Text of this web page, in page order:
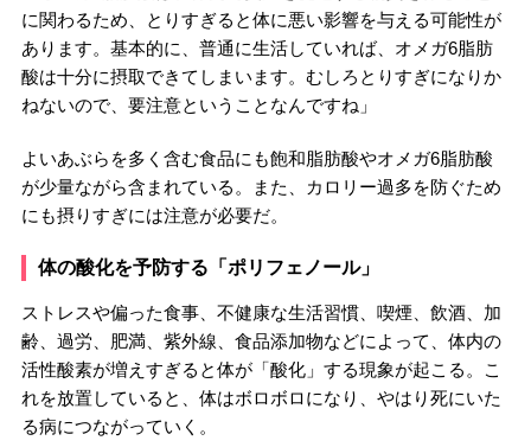
に関わるため、とりすぎると体に悪い影響を与える可能性が
あります。基本的に、普通に生活していれば、オメガ6脂肪
酸は十分に摂取できてしまいます。むしろとりすぎになりか
ねないので、要注意ということなんですね」
よいあぶらを多く含む食品にも飽和脂肪酸やオメガ6脂肪酸
が少量ながら含まれている。また、カロリー過多を防ぐため
にも摂りすぎには注意が必要だ。
体の酸化を予防する「ポリフェノール」
ストレスや偏った食事、不健康な生活習慣、喫煙、飲酒、加
齢、過労、肥満、紫外線、食品添加物などによって、体内の
活性酸素が増えすぎると体が「酸化」する現象が起こる。こ
れを放置していると、体はボロボロになり、やはり死にいた
る病につながっていく。